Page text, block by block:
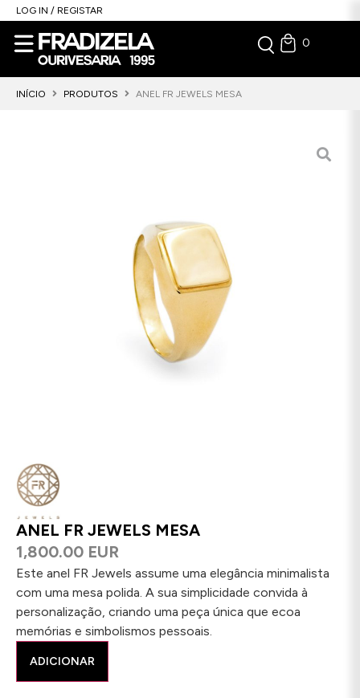
LOG IN / REGISTAR
0
INÍCIO PRODUTOS ANEL FR JEWELS MESA
ANEL FR JEWELS MESA
1,800.00 EUR
Este anel FR Jewels assume uma elegância minimalista
com uma mesa polida. A sua simplicidade convida à
personalização, criando uma peça única que ecoa
memórias e simbolismos pessoais.
ADICIONAR